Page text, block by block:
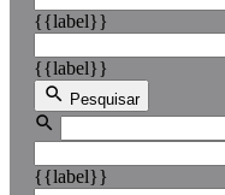
{{label}}
{{label}}
Pesquisar
{{label}}